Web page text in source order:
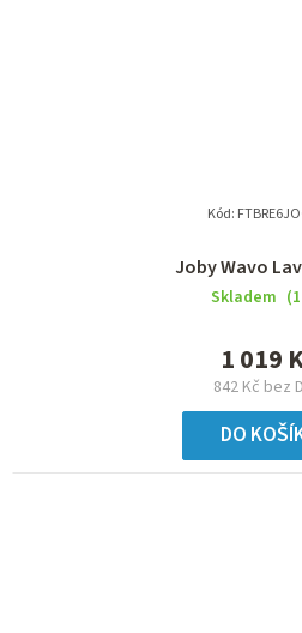
Joby Wavo
Skladem
842 Kč bez
1 019
DO
Kód: